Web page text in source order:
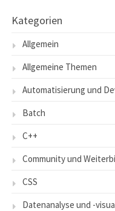
Kategorien
Allgemein
Allgemeine Themen
Automatisierung und
Batch
C++
Community und
CSS
Datenanalyse und -